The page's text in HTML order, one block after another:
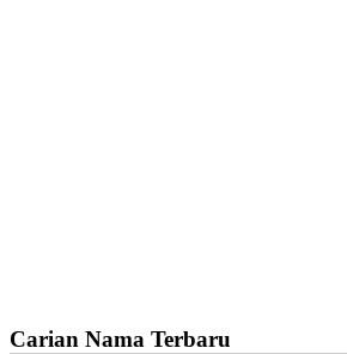
Carian Nama Terbaru